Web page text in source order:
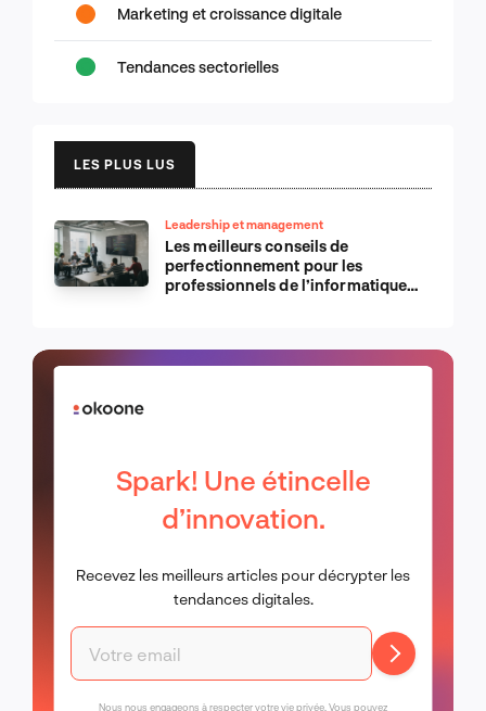
Marketing et croissance digitale
Tendances sectorielles
LES PLUS LUS
Leadership et management
Les meilleurs conseils de
perfectionnement pour les
professionnels de l’informatique
Spark! Une étincelle
d’innovation.
Recevez les meilleurs articles pour décrypter les
tendances digitales.
Nous nous engageons à respecter votre vie privée. Vous pouvez